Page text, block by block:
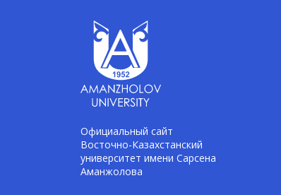
Официальный сайт
Восточно-Казахстанский
университет имени Сарсена
Аманжолова